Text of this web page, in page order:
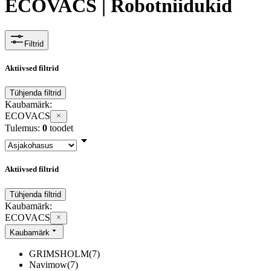
ECOVACS | Robotniidukid
Filtrid
Aktiivsed filtrid
Tühjenda filtrid
Kaubamärk:
ECOVACS
Tulemus: 0 toodet
Aktiivsed filtrid
Tühjenda filtrid
Kaubamärk:
ECOVACS
Kaubamärk
GRIMSHOLM(7)
Navimow(7)